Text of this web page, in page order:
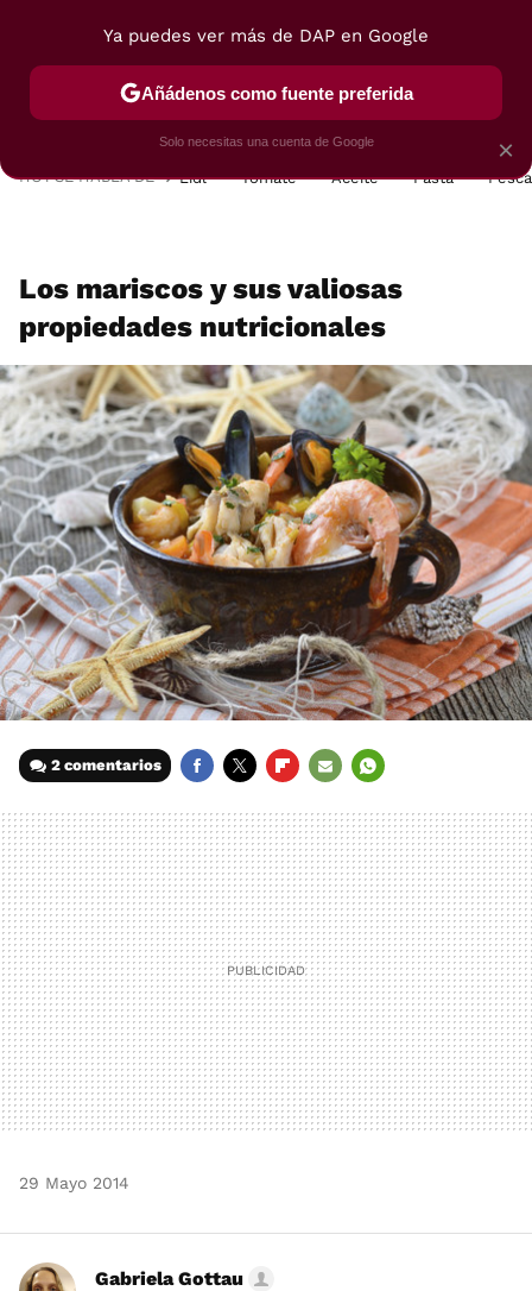
POSTRES VIAJES SELECCIÓN VEGUI
HOY SE HABLA DE Lidl Tomate Aceite Pasta
Los mariscos y sus valiosas
propiedades nutricionales
2 comentarios
MAIL
29 Mayo 2014
Gabriela Gottau
×
Ya puedes ver más de DAP en Google
Añádenos como fuente preferida
Solo necesitas una cuenta de Google